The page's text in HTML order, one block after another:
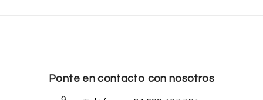
Ponte en contacto con nosotros